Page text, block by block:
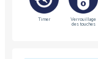
Timer Verrouillage
des touches